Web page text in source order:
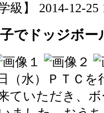
級】 2014-12-25
でドッジボー
（水）ＰＴＣ
ていただき、